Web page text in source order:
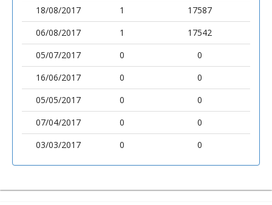
18/08/2017
1
17587
06/08/2017
1
17542
05/07/2017
0
0
16/06/2017
0
0
05/05/2017
0
0
07/04/2017
0
0
03/03/2017
0 0